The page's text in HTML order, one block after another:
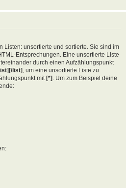
Listen: unsortierte und sortierte. Sie sind im
Entsprechungen. Eine unsortierte Liste
durch einen Aufzählungspunkt
list] , um eine unsortierte Liste zu
mit [*] . Um zum Beispiel deine